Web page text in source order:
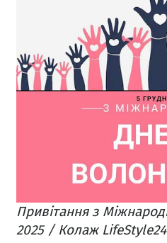
Привітання з
2025 / Колаж LifeStyle24